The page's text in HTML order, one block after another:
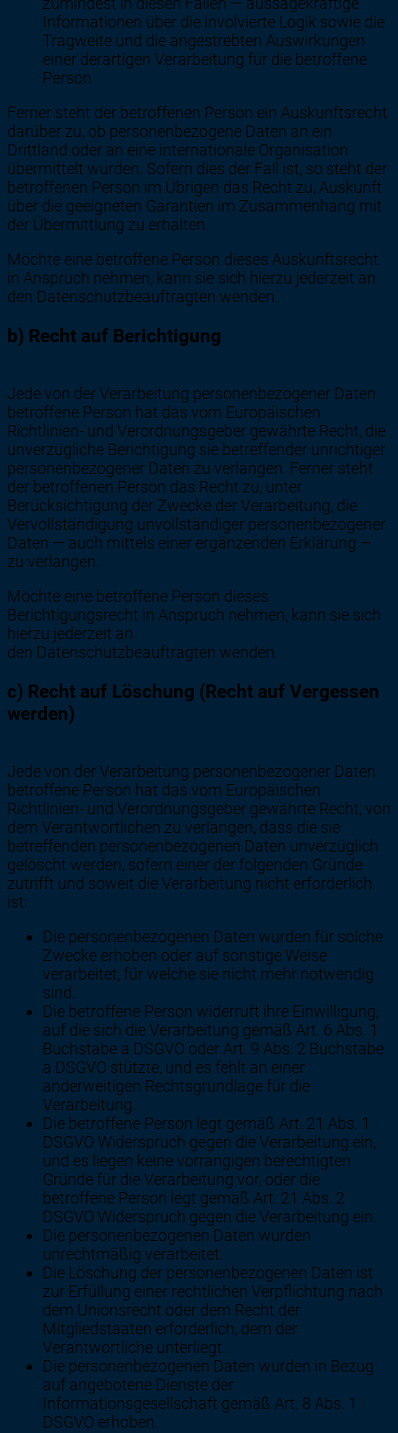
Informationen über die involvierte Logik sowie die
Tragweite und die angestrebten Auswirkungen
einer derartigen Verarbeitung für die betroffene
Person
Ferner steht der betroffenen Person ein Auskunftsrecht
darüber zu, ob personenbezogene Daten an ein
Drittland oder an eine internationale Organisation
übermittelt wurden. Sofern dies der Fall ist, so steht der
betroffenen Person im Übrigen das Recht zu, Auskunft
über die geeigneten Garantien im Zusammenhang mit
der Übermittlung zu erhalten.
Möchte eine betroffene Person dieses Auskunftsrecht
in Anspruch nehmen, kann sie sich hierzu jederzeit an
den Datenschutzbeauftragten wenden.
b) Recht auf Berichtigung
Jede von der Verarbeitung personenbezogener Daten
betroffene Person hat das vom Europäischen
Richtlinien- und Verordnungsgeber gewährte Recht, die
unverzügliche Berichtigung sie betreffender unrichtiger
personenbezogener Daten zu verlangen. Ferner steht
der betroffenen Person das Recht zu, unter
Berücksichtigung der Zwecke der Verarbeitung, die
Vervollständigung unvollständiger personenbezogener
Daten — auch mittels einer ergänzenden Erklärung —
zu verlangen.
Möchte eine betroffene Person dieses
Berichtigungsrecht in Anspruch nehmen, kann sie sich
hierzu jederzeit an
den Datenschutzbeauftragten wenden.
c) Recht auf Löschung (Recht auf Vergessen
werden)
Jede von der Verarbeitung personenbezogener Daten
betroffene Person hat das vom Europäischen
Richtlinien- und Verordnungsgeber gewährte Recht, von
dem Verantwortlichen zu verlangen, dass die sie
betreffenden personenbezogenen Daten unverzüglich
gelöscht werden, sofern einer der folgenden Gründe
zutrifft und soweit die Verarbeitung nicht erforderlich
ist:
Die personenbezogenen Daten wurden für solche
Zwecke erhoben oder auf sonstige Weise
verarbeitet, für welche sie nicht mehr notwendig
sind.
Die betroffene Person widerruft ihre Einwilligung,
auf die sich die Verarbeitung gemäß Art. 6 Abs. 1
Buchstabe a DSGVO oder Art. 9 Abs. 2 Buchstabe
a DSGVO stützte, und es fehlt an einer
anderweitigen Rechtsgrundlage für die
Verarbeitung.
Die betroffene Person legt gemäß Art. 21 Abs. 1
DSGVO Widerspruch gegen die Verarbeitung ein,
und es liegen keine vorrangigen berechtigten
Gründe für die Verarbeitung vor, oder die
betroffene Person legt gemäß Art. 21 Abs. 2
DSGVO Widerspruch gegen die Verarbeitung ein.
Die personenbezogenen Daten wurden
unrechtmäßig verarbeitet.
Die Löschung der personenbezogenen Daten ist
zur Erfüllung einer rechtlichen Verpflichtung nach
dem Unionsrecht oder dem Recht der
Mitgliedstaaten erforderlich, dem der
Verantwortliche unterliegt.
Die personenbezogenen Daten wurden in Bezug
auf angebotene Dienste der
Informationsgesellschaft gemäß Art. 8 Abs. 1
DSGVO erhoben.